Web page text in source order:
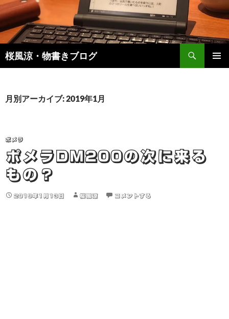
桜風涼・物書きブログ
検
索
ン
キ
ッ
プ
月別アーカイブ: 2019年1月
ポメラ
ポメラDM200の次に来る
もの？
2019年1月13日 桜風涼 コメントする